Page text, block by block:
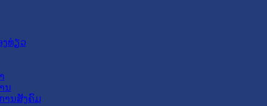
ງທ່ຽວ
ນ
ານສັງຄົມ